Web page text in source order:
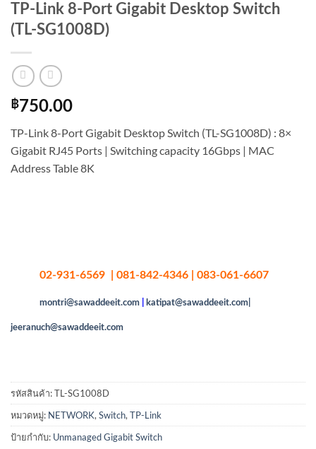
TP-Link 8-Port Gigabit Desktop Switch
(TL-SG1008D)
฿750.00
TP-Link 8-Port Gigabit Desktop Switch (TL-SG1008D) : 8×
Gigabit RJ45 Ports | Switching capacity 16Gbps | MAC
Address Table 8K
02-931-6569 | 081-842-4346 | 083-061-6607
montri@sawaddeeit.com katipat@sawaddeeit.com|
jeeranuch@sawaddeeit.com
รหัสสินค้า:TL-SG1008D
หมวดหมู่: NETWORK, Switch, TP-Link
ป้ายกำกับ: Unmanaged Gigabit Switch